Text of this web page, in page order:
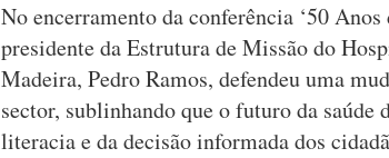
No encerramento da conferência ‘50
presidente da Estrutura de Missão do
Madeira, Pedro Ramos, defendeu uma
sector, sublinhando que o futuro da saúde
literacia e da decisão informada dos